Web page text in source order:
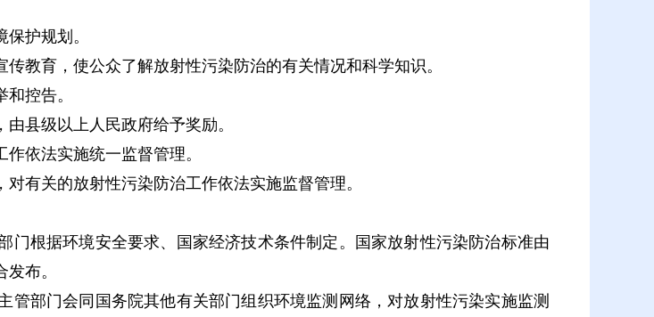
护规划。
教育，使公众了解放射性污染防治的有关情况和科学知识。
控告。
县级以上人民政府给予奖励。
依法实施统一监督管理。
有关的放射性污染防治工作依法实施监督管理。
根据环境安全要求、国家经济技术条件制定。国家放射性污染防治标准由
布。
部门会同国务院其他有关部门组织环境监测网络，对放射性污染实施监测